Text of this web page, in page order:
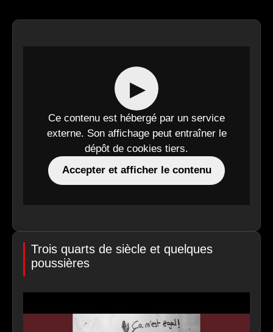
▶
Ce contenu est hébergé par un service
externe. Son affichage peut entraîner le
dépôt de cookies tiers.
Accepter et afficher le contenu
Trois quarts de siècle et quelques
poussières